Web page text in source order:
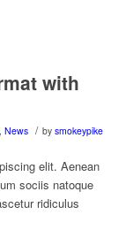
with
News / by smokeypike
elit. Aenean
sociis natoque
ridiculus